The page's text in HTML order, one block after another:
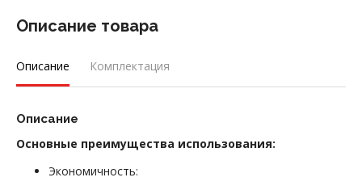
Описание товара
Описание Комплектация
Описание
Основные преимущества использования:
Экономичность: